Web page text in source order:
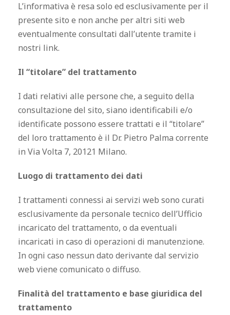
L’informativa è resa solo ed esclusivamente per il
presente sito e non anche per altri siti web
eventualmente consultati dall’utente tramite i
nostri link.
Il “titolare” del trattamento
I dati relativi alle persone che, a seguito della
consultazione del sito, siano identificabili e/o
identificate possono essere trattati e il “titolare”
del loro trattamento è il Dr. Pietro Palma corrente
in Via Volta 7, 20121 Milano.
Luogo di trattamento dei dati
I trattamenti connessi ai servizi web sono curati
esclusivamente da personale tecnico dell’Ufficio
incaricato del trattamento, o da eventuali
incaricati in caso di operazioni di manutenzione.
In ogni caso nessun dato derivante dal servizio
web viene comunicato o diffuso.
Finalità del trattamento e base giuridica del
trattamento